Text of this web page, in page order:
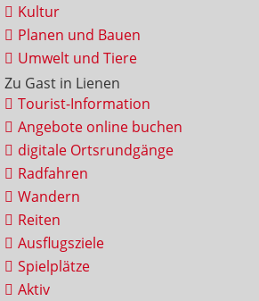
Kultur
Planen und Bauen
Umwelt und Tiere
Zu Gast in Lienen
Tourist-Information
Angebote online buchen
digitale Ortsrundgänge
Radfahren
Wandern
Reiten
Ausflugsziele
Spielplätze
Aktiv